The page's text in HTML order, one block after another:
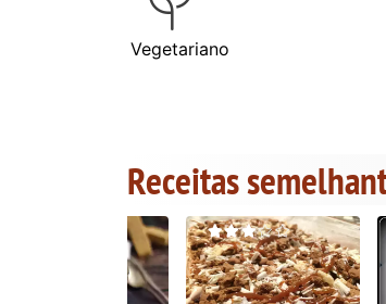
Vegetariano
Receitas